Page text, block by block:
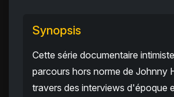
Synopsis
Cette série documentaire
parcours hors norme de Johnny
travers des interviews d'époque